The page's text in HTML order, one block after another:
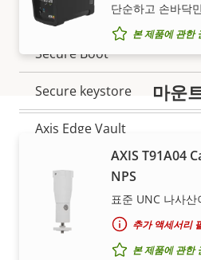
속
설
명
속
값
Signed OS
Secure Boot
Secure keystore
Axis Edge Vault
원격 포커스
단순하고 손바닥
본 제품에 관한
마운
AXIS T91A04
NPS
표준 UNC 나사
추가 액세서리
본 제품에 관한
단종 제품 표
보